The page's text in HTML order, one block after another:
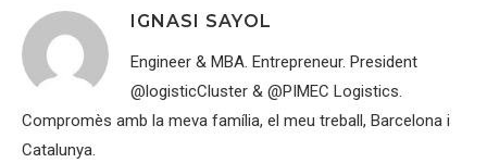
IGNASI SAYOL
Engineer & MBA. Entrepreneur. President
@logisticCluster & @PIMEC Logistics.
Compromès amb la meva família, el meu treball, Barcelona i
Catalunya.